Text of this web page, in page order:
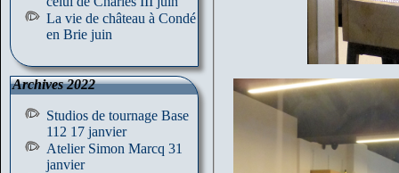
La vie de château à Condé
en Brie juin
Archives 2022
Studios de tournage Base
112 17 janvier
Atelier Simon Marcq 31
janvier